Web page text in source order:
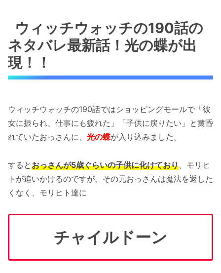
ウィッチウォッチの190話の
ネタバレ最新話！光の蝶が出
現！！
ウィッチウォッチの190話ではショッピングモールで「彼
女に振られ、仕事にも疲れた」「子供に戻りたい」と黄昏
れていたおっさんに、 光の蝶が入り込みました。
するとおっさんが5歳ぐらいの子供に化けており、モリヒ
トが追いかけるのですが、その元おっさんは魔法を返した
くなく、モリヒト達に
チャイルドーン